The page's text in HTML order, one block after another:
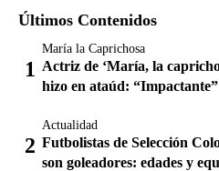
Últimos Contenidos
María la Caprichosa
Actriz de ‘María, la
hizo en ataúd: “Impactante”
Actualidad
Futbolistas de Selección
son goleadores: edades y